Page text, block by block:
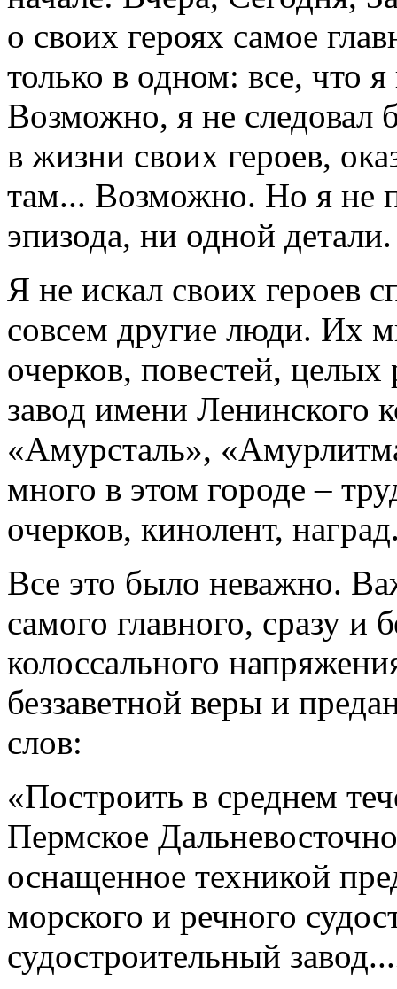
о своих героях самое
только в одном: все, что
Возможно, я не следовал
в жизни своих героев,
там... Возможно. Но я не
эпизода, ни одной детали.
Я не искал своих героев
совсем другие люди. Их
очерков, повестей,
завод имени Ленинского
«Амурсталь»,
много в этом городе –
очерков, кинолент,
Все это было неважно.
самого главного, сразу и
колоссального
беззаветной веры и
слов:
«Построить в среднем
Пермское
оснащенное техникой
морского и речного
судостроительный